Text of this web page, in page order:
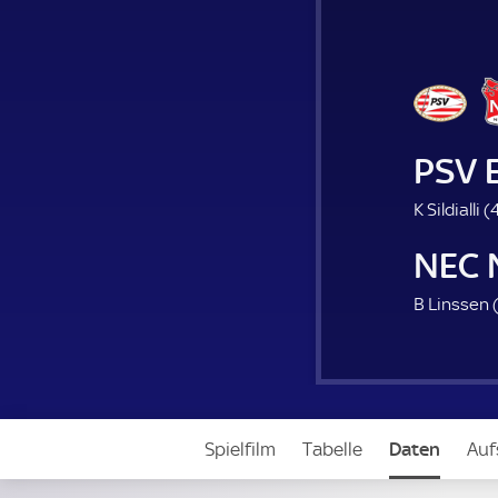
PSV
K Sildialli (
NEC
B Linssen (
Spielfilm Tabelle Daten